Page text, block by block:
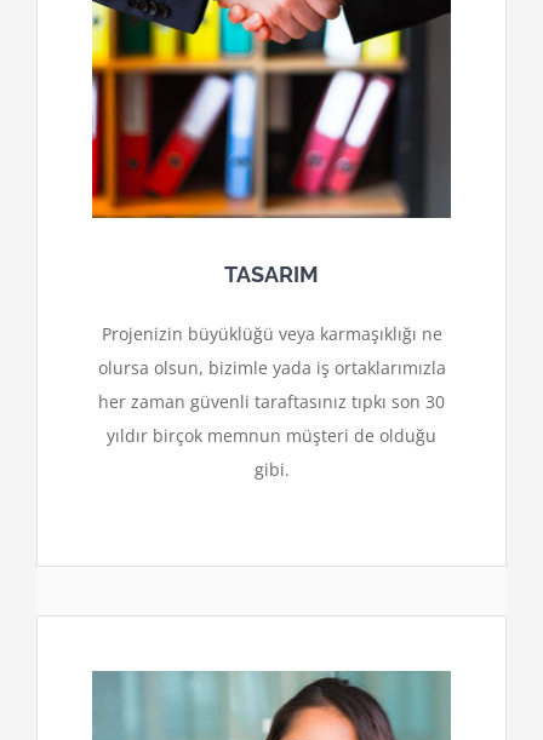
TASARIM
Projenizin büyüklüğü veya karmaşıklığı ne
olursa olsun, bizimle yada iş ortaklarımızla
her zaman güvenli taraftasınız tıpkı son 30
yıldır birçok memnun müşteri de olduğu
gibi.